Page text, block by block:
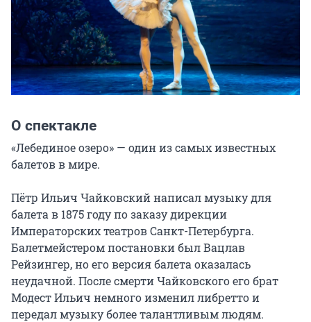
О спектакле
«Лебединое озеро» — один из самых известных
балетов в мире.
Пётр Ильич Чайковский написал музыку для
балета в 1875 году по заказу дирекции
Императорских театров Санкт-Петербурга.
Балетмейстером постановки был Вацлав
Рейзингер, но его версия балета оказалась
неудачной. После смерти Чайковского его брат
Модест Ильич немного изменил либретто и
передал музыку более талантливым людям.